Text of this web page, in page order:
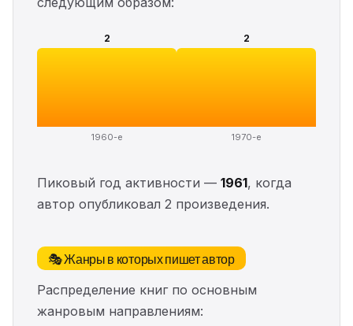
2
1960-е
2
1970-е
Пиковый год активности — 1961, когда
автор опубликовал 2 произведения.
🎭 Жанры в которых пишет автор
Распределение книг по основным
жанровым направлениям: